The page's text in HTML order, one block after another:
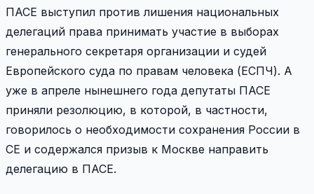
ПАСЕ выступил против лишения национальных
делегаций права принимать участие в выборах
генерального секретаря организации и судей
Европейского суда по правам человека (ЕСПЧ). А
уже в апреле нынешнего года депутаты ПАСЕ
приняли резолюцию, в которой, в частности,
говорилось о необходимости сохранения России в
СЕ и содержался призыв к Москве направить
делегацию в ПАСЕ.